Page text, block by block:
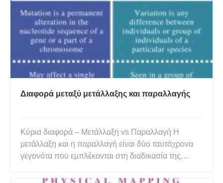
Διαφορά μεταξύ μετάλλαξης και παραλλαγής
Κύρια διαφορά – Μετάλλαξη vs Παραλλαγή Η
μετάλλαξη και η παραλλαγή είναι δύο ταυτόχρονα
γεγονότα που εμπλέκονται στη διαδικασία της
παραλλαγής είναι ότι μετάλλαξη είναι μια αλλαγή